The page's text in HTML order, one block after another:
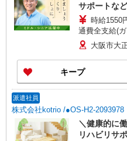
サポートなど
時給1550
通費全支給(
大阪市大
キープ
派遣社員
株式会社kotrio /●OS-H2-2093978
＼健康的に
リハビリサ